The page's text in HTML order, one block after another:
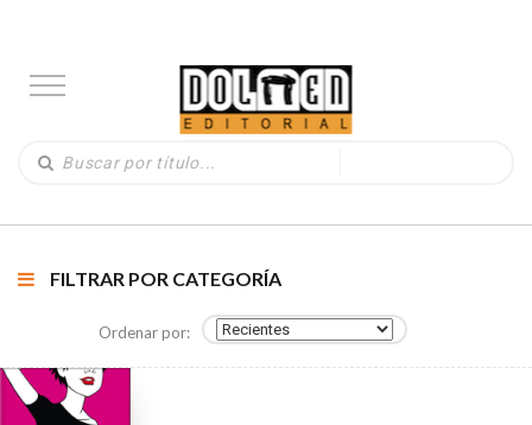
FILTRAR POR CATEGORÍA
Ordenar por: